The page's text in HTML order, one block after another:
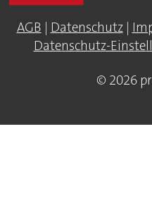
AGB | Datenschutz|
Datenschutz-
© 2026